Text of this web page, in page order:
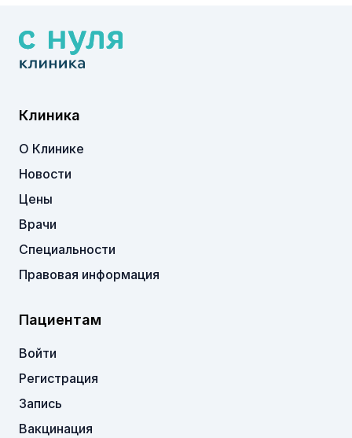
Клиника
О Клинике
Новости
Цены
Врачи
Специальности
Правовая информация
Пациентам
Войти
Регистрация
Запись
Вакцинация